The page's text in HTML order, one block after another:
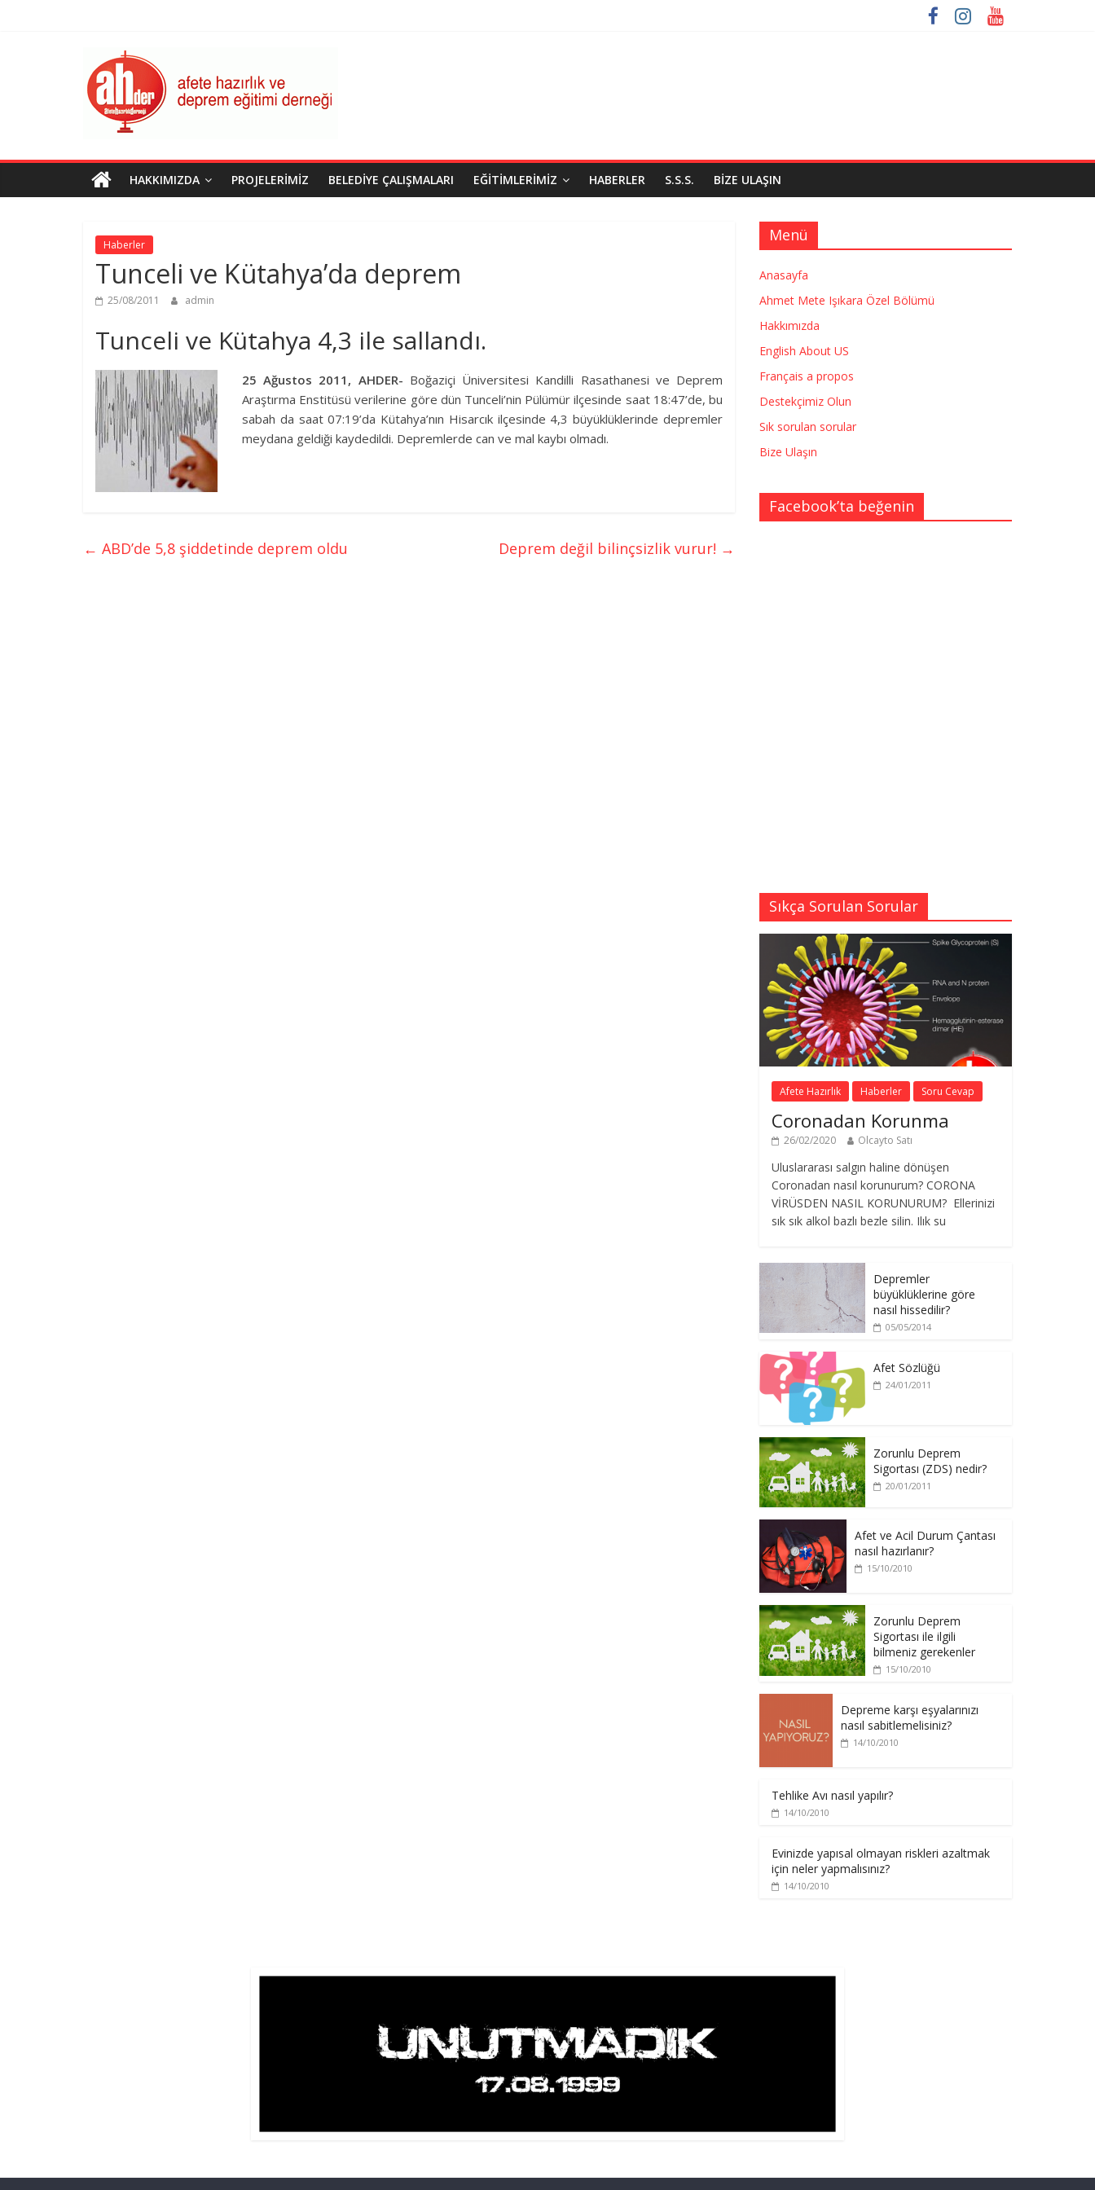
AHDER
Afete
Hazırlık
Deprem
Eğitimi
Derneği
HAKKIMIZDA PROJELERIMIZ BELEDIYE ÇALIŞMALARI EĞITIMLERIMIZ HABERLER S.S.S. BIZE ULAŞIN
Haberler
Tunceli ve Kütahya’da deprem
25/08/2011 admin
Tunceli ve Kütahya 4,3 ile sallandı.
25 Ağustos 2011, AHDER- Boğaziçi Üniversitesi Kandilli Rasathanesi ve Deprem
Araştırma Enstitüsü verilerine göre dün Tunceli’nin Pülümür ilçesinde saat 18:47’de, bu
sabah da saat 07:19’da Kütahya’nın Hisarcık ilçesinde 4,3 büyüklüklerinde depremler
meydana geldiği kaydedildi. Depremlerde can ve mal kaybı olmadı.
← ABD’de 5,8 şiddetinde deprem oldu Deprem değil bilinçsizlik vurur! →
Menü
Anasayfa
Ahmet Mete Işıkara Özel Bölümü
Hakkımızda
English About US
Français a propos
Destekçimiz Olun
Sık sorulan sorular
Bize Ulaşın
Facebook’ta beğenin
Sıkça Sorulan Sorular
Afete Hazırlık Haberler Soru Cevap
Coronadan Korunma
26/02/2020 Olcayto Satı
Uluslararası salgın haline dönüşen
Coronadan nasıl korunurum? CORONA
VİRÜSDEN NASIL KORUNURUM? Ellerinizi
sık sık alkol bazlı bezle silin. Ilık su
Depremler
büyüklüklerine göre
nasıl hissedilir?
05/05/2014
Afet Sözlüğü
24/01/2011
Zorunlu Deprem
Sigortası (ZDS) nedir?
20/01/2011
Afet ve Acil Durum Çantası
nasıl hazırlanır?
15/10/2010
Zorunlu Deprem
Sigortası ile ilgili
bilmeniz gerekenler
15/10/2010
Depreme karşı eşyalarınızı
nasıl sabitlemelisiniz?
14/10/2010
Tehlike Avı nasıl yapılır?
14/10/2010
Evinizde yapısal olmayan riskleri azaltmak
için neler yapmalısınız?
14/10/2010